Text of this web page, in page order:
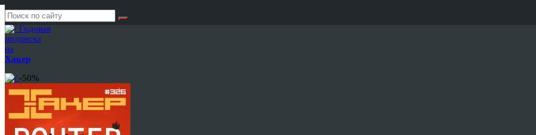
Годовая
подписка
на
Хакер
-50%